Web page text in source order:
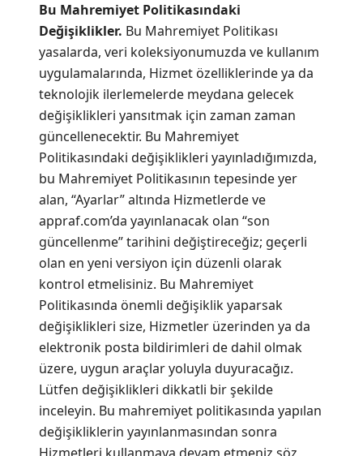
Bu Mahremiyet Politikasındaki
Değişiklikler. Bu Mahremiyet Politikası
yasalarda, veri koleksiyonumuzda ve kullanım
uygulamalarında, Hizmet özelliklerinde ya da
teknolojik ilerlemelerde meydana gelecek
değişiklikleri yansıtmak için zaman zaman
güncellenecektir. Bu Mahremiyet
Politikasındaki değişiklikleri yayınladığımızda,
bu Mahremiyet Politikasının tepesinde yer
alan, “Ayarlar” altında Hizmetlerde ve
appraf.com’da yayınlanacak olan “son
güncellenme” tarihini değiştireceğiz; geçerli
olan en yeni versiyon için düzenli olarak
kontrol etmelisiniz. Bu Mahremiyet
Politikasında önemli değişiklik yaparsak
değişiklikleri size, Hizmetler üzerinden ya da
elektronik posta bildirimleri de dahil olmak
üzere, uygun araçlar yoluyla duyuracağız.
Lütfen değişiklikleri dikkatli bir şekilde
inceleyin. Bu mahremiyet politikasında yapılan
değişikliklerin yayınlanmasından sonra